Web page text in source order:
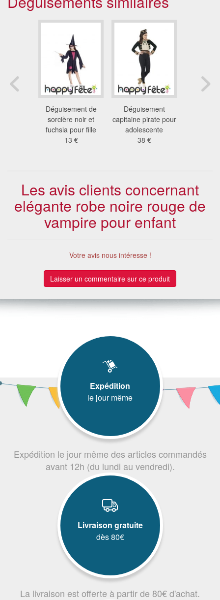
Déguisement de
sorcière noir et
fuchsia pour fille
13 €
Déguisement
capitaine pirate pour
adolescente
38 €
Les avis clients concernant
elégante robe noire rouge de
vampire pour enfant
Votre avis nous intéresse !
Laisser un commentaire sur ce produit
Expédition
le jour même
Expédition le jour même des articles commandés
avant 12h (du lundi au vendredi).
Livraison gratuite
dès 80€
La livraison est offerte à partir de 80€ d'achat.